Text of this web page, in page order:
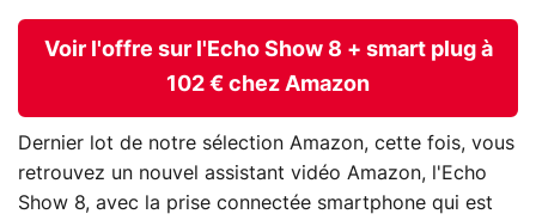
Voir l'offre sur l'Echo Show 8 + smart plug à
102 € chez Amazon
Dernier lot de notre sélection Amazon, cette fois, vous
retrouvez un nouvel assistant vidéo Amazon, l'Echo
Show 8, avec la prise connectée smartphone qui est